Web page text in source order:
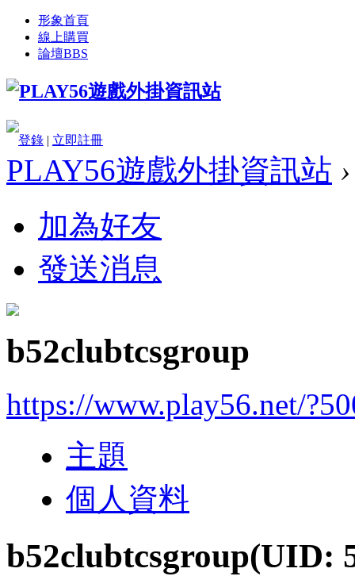
形象首頁
線上購買
論壇BBS
登錄 | 立即註冊
PLAY56遊戲外掛資訊站 ›
加為好友
發送消息
b52clubtcsgroup
https://www.play56.net/
主題
個人資料
b52clubtcsgroup(UID: